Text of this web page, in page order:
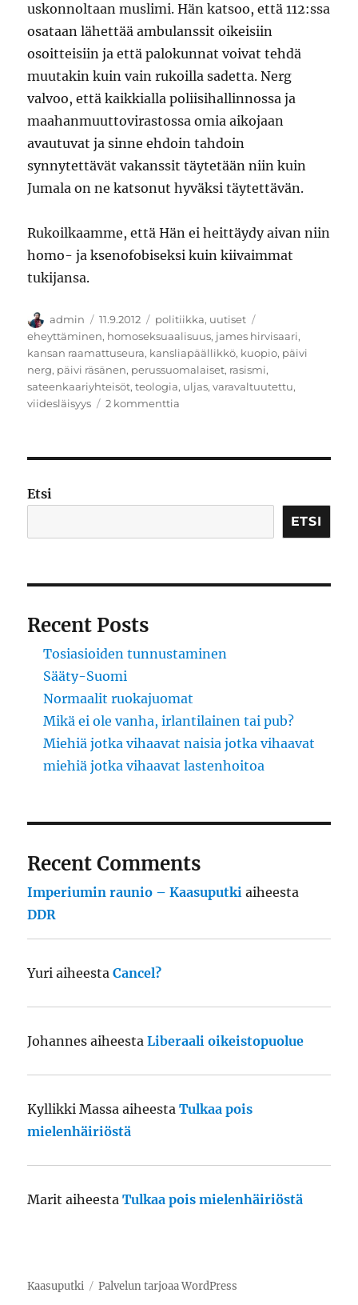
uskonnoltaan muslimi. Hän katsoo, että 112:ssa
osataan lähettää ambulanssit oikeisiin
osoitteisiin ja että palokunnat voivat tehdä
muutakin kuin vain rukoilla sadetta. Nerg
valvoo, että kaikkialla poliisihallinnossa ja
maahanmuuttovirastossa omia aikojaan
avautuvat ja sinne ehdoin tahdoin
synnytettävät vakanssit täytetään niin kuin
Jumala on ne katsonut hyväksi täytettävän.
Rukoilkaamme, että Hän ei heittäydy aivan niin
homo- ja ksenofobiseksi kuin kiivaimmat
tukijansa.
Kirjoittaja
admin Julkaistu
11.9.2012 Kategoriat
politiikka, uutiset
eheyttäminen, homoseksuaalisuus, james hirvisaari,
kansan raamattuseura, kansliapäällikkö, kuopio, päivi
nerg, päivi räsänen, perussuomalaiset, rasismi,
sateenkaariyhteisöt,teologia, uljas,varavaltuutettu,
viidesläisyys
2 kommenttia
Etsi
ETSI
Recent Posts
Tosiasioiden tunnustaminen
Sääty-Suomi
Normaalit ruokajuomat
Mikä ei ole vanha, irlantilainen tai pub?
Miehiä jotka vihaavat naisia jotka vihaavat
miehiä jotka vihaavat lastenhoitoa
Recent Comments
Imperiumin raunio – Kaasuputki aiheesta
DDR
Yuri aiheestaCancel?
Johannes aiheestaLiberaali oikeistopuolue
Kyllikki Massa aiheestaTulkaa pois
mielenhäiriöstä
Marit aiheestaTulkaa pois mielenhäiriöstä
Kaasuputki Palvelun tarjoaa WordPress